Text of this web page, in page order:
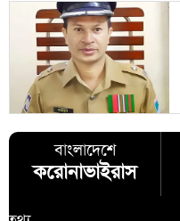
বাংলাদেশে
করোনাভাইরাস